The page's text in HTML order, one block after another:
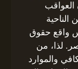
العواقب
واقع حقوق
لذا، من
والموارد